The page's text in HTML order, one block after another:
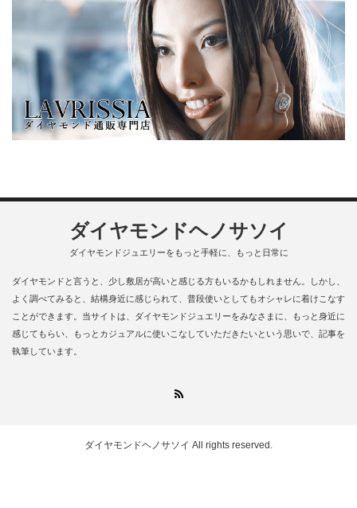
ダイヤモンドヘノサソイ
ダイヤモンドジュエリーをもっと手軽に、もっと日常に
ダイヤモンドと言うと、少し敷居が高いと感じる方もいるかもしれません。しかし、
よく調べてみると、結構身近に感じられて、普段使いとしてもオシャレに着けこなす
ことができます。当サイトは、ダイヤモンドジュエリーをみなさまに、もっと身近に
感じてもらい、もっとカジュアルに使いこなしていただきたいという思いで、記事を
執筆しています。
ダイヤモンドヘノサソイ All rights reserved.